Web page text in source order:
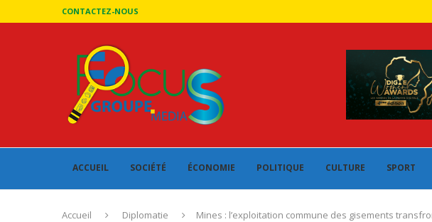
CONTACTEZ-NOUS
ACCUEIL SOCIÉTÉ ÉCONOMIE POLITIQUE CULTURE SPORT
Accueil Diplomatie Mines : l’exploitation commune des gisements